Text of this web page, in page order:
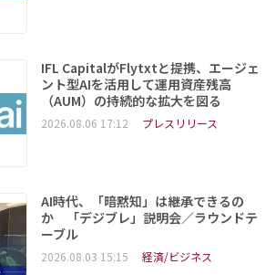
IFL CapitalがFlytxtと提携、エージェ
ント型AIを活用して運用資産残高
（AUM）の持続的な拡大を図る
2026.08.06 17:12 プレスリリース
AI時代、「暗黙知」は継承できるの
か 「デジブレ」説明会／ラウンドテ
ーブル
2026.08.03 15:15 経済/ビジネス